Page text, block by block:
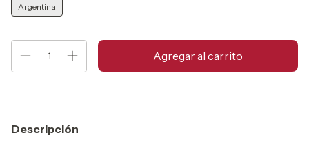
Argentina
Descripción